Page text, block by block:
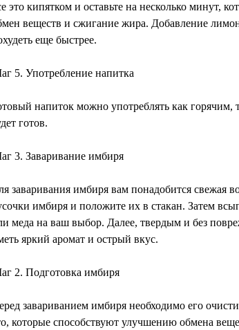
это кипятком и оставьте на несколько минут,
веществ и сжигание жира. Добавление
еще быстрее.
5. Употребление напитка
напиток можно употреблять как горячим,
готов.
3. Заваривание имбиря
заваривания имбиря вам понадобится свежая
имбиря и положите их в стакан. Затем
меда на ваш выбор. Далее, твердым и без
яркий аромат и острый вкус.
2. Подготовка имбиря
завариванием имбиря необходимо его
которые способствуют улучшению обмена